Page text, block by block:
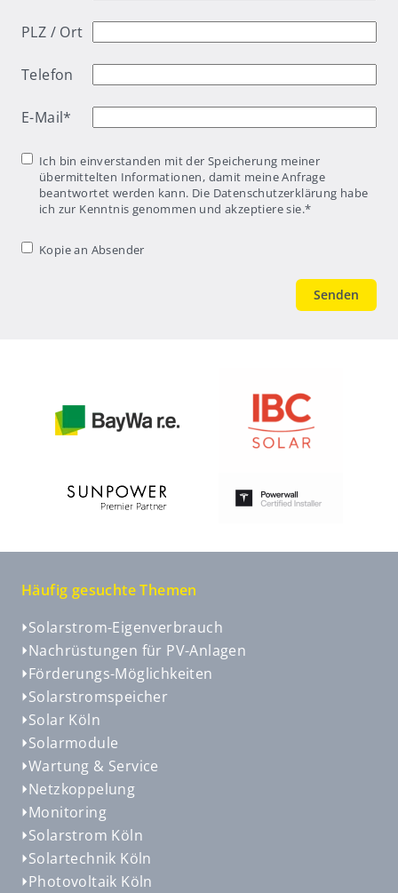
PLZ / Ort
Telefon
E-Mail*
Einwilligung*
Ich bin einverstanden mit der Speicherung meiner
übermittelten Informationen, damit meine Anfrage
beantwortet werden kann. Die Datenschutzerklärung habe
ich zur Kenntnis genommen und akzeptiere sie.*
Kopie an
Kopie an Absender
Häufig gesuchte Themen
Solarstrom-Eigenverbrauch
Nachrüstungen für PV-Anlagen
Förderungs-Möglichkeiten
Solarstromspeicher
Solar Köln
Solarmodule
Wartung & Service
Netzkoppelung
Monitoring
Solarstrom Köln
Solartechnik Köln
Photovoltaik Köln